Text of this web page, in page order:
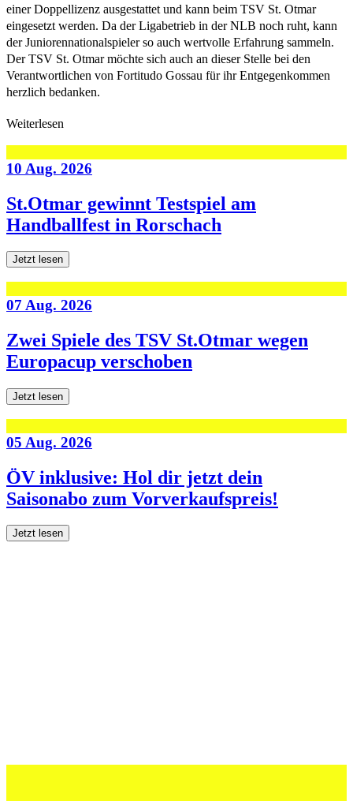
einer Doppellizenz ausgestattet und kann beim TSV St. Otmar
eingesetzt werden. Da der Ligabetrieb in der NLB noch ruht, kann
der Juniorennationalspieler so auch wertvolle Erfahrung sammeln.
Der TSV St. Otmar möchte sich auch an dieser Stelle bei den
Verantwortlichen von Fortitudo Gossau für ihr Entgegenkommen
herzlich bedanken.
Weiterlesen
10 Aug. 2026
St.Otmar gewinnt Testspiel am
Handballfest in Rorschach
Jetzt lesen
07 Aug. 2026
Zwei Spiele des TSV St.Otmar wegen
Europacup verschoben
Jetzt lesen
05 Aug. 2026
ÖV inklusive: Hol dir jetzt dein
Saisonabo zum Vorverkaufspreis!
Jetzt lesen